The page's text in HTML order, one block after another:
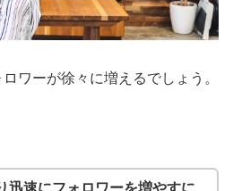
ワーが徐々に増えるでしょう。
迅速にフォロワーを増やすに